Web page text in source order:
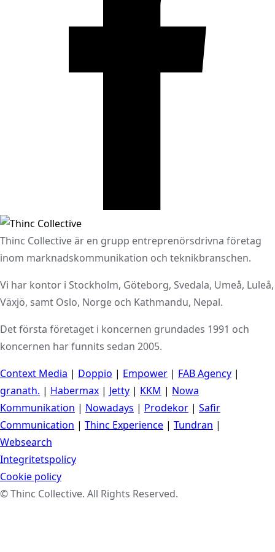
Thinc Collective är en grupp entreprenörsdrivna företag
inom marknadskommunikation och teknikbranschen.
Vi har kontor i Stockholm, Göteborg, Svedala, Umeå, Luleå,
Växjö, samt Oslo, Norge och Kathmandu, Nepal.
Det första företaget i koncernen grundades 1991 och
koncernen har funnits sedan 2005.
Context Media | Doppio | Empower | FAB Agency |
granath. | Habermax | Jetty | KKM | Nowa
Kommunikation | Nowadays | Prodekor | Safir
Communication | Thinc Experience | Tundran |
Websearch
Integritetspolicy
Cookie policy
© Thinc Collective. All Rights Reserved.